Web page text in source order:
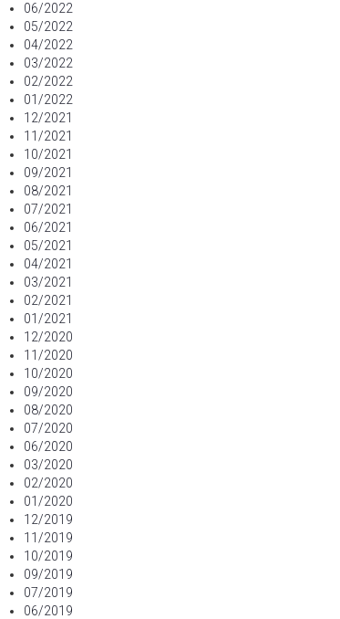
06/2022
05/2022
04/2022
03/2022
02/2022
01/2022
12/2021
11/2021
10/2021
09/2021
08/2021
07/2021
06/2021
05/2021
04/2021
03/2021
02/2021
01/2021
12/2020
11/2020
10/2020
09/2020
08/2020
07/2020
06/2020
03/2020
02/2020
01/2020
12/2019
11/2019
10/2019
09/2019
07/2019
06/2019